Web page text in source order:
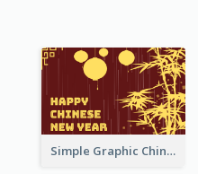
Simple Graphic Chinese New Year In Red And Yellow